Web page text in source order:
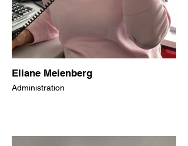
Eliane Meienberg
Administration